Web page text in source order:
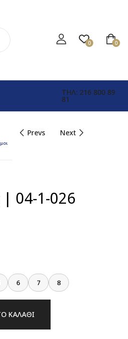
0
0
ΤΗΛ: 216 800 89
81
Prevs Next
04-1-026
6 7 8
ΚΑΛΆΘΙ